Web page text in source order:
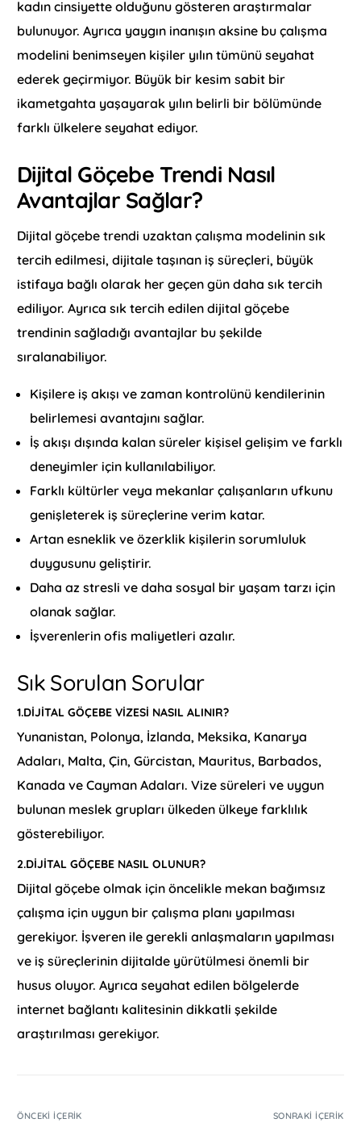
kadın cinsiyette olduğunu gösteren araştırmalar
bulunuyor. Ayrıca yaygın inanışın aksine bu çalışma
modelini benimseyen kişiler yılın tümünü seyahat
ederek geçirmiyor. Büyük bir kesim sabit bir
ikametgahta yaşayarak yılın belirli bir bölümünde
farklı ülkelere seyahat ediyor.
Dijital Göçebe Trendi Nasıl
Avantajlar Sağlar?
Dijital göçebe trendi uzaktan çalışma modelinin sık
tercih edilmesi, dijitale taşınan iş süreçleri, büyük
istifaya bağlı olarak her geçen gün daha sık tercih
ediliyor. Ayrıca sık tercih edilen dijital göçebe
trendinin sağladığı avantajlar bu şekilde
sıralanabiliyor.
Kişilere iş akışı ve zaman kontrolünü kendilerinin
belirlemesi avantajını sağlar.
İş akışı dışında kalan süreler kişisel gelişim ve farklı
deneyimler için kullanılabiliyor.
Farklı kültürler veya mekanlar çalışanların ufkunu
genişleterek iş süreçlerine verim katar.
Artan esneklik ve özerklik kişilerin sorumluluk
duygusunu geliştirir.
Daha az stresli ve daha sosyal bir yaşam tarzı için
olanak sağlar.
İşverenlerin ofis maliyetleri azalır.
Sık Sorulan Sorular
1.DIJITAL GÖÇEBE VIZESI NASIL ALINIR?
Yunanistan, Polonya, İzlanda, Meksika, Kanarya
Adaları, Malta, Çin, Gürcistan, Mauritus, Barbados,
Kanada ve Cayman Adaları. Vize süreleri ve uygun
bulunan meslek grupları ülkeden ülkeye farklılık
gösterebiliyor.
2.DIJITAL GÖÇEBE NASIL OLUNUR?
Dijital göçebe olmak için öncelikle mekan bağımsız
çalışma için uygun bir çalışma planı yapılması
gerekiyor. İşveren ile gerekli anlaşmaların yapılması
ve iş süreçlerinin dijitalde yürütülmesi önemli bir
husus oluyor. Ayrıca seyahat edilen bölgelerde
internet bağlantı kalitesinin dikkatli şekilde
araştırılması gerekiyor.
ÖNCEKI İÇERIK SONRAKI İÇERIK